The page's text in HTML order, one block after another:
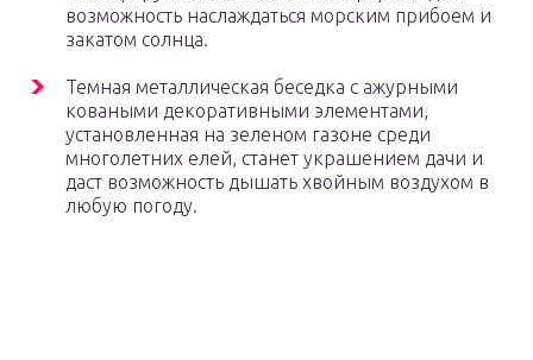
возможность наслаждаться морским прибоем и
закатом солнца.
Темная металлическая беседка с ажурными
коваными декоративными элементами,
установленная на зеленом газоне среди
многолетних елей, станет украшением дачи и
даст возможность дышать хвойным воздухом в
любую погоду.